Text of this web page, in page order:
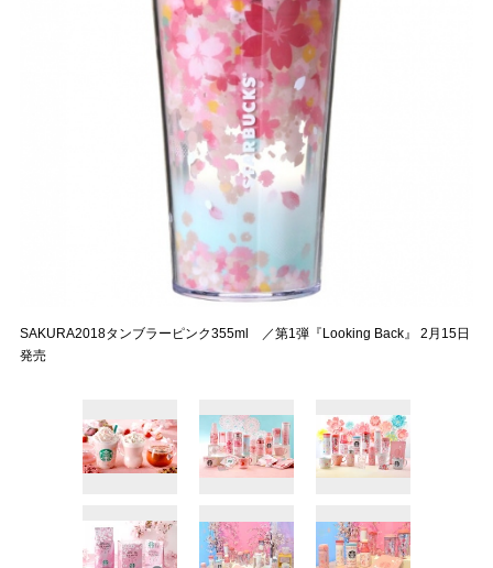
SAKURA2018タンブラーピンク355ml ／第1弾『Looking Back』 2月15日
発売